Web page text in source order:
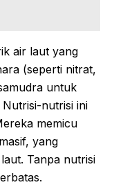
air laut yang
(seperti nitrat,
untuk
nutrisi ini
memicu
yang
Tanpa nutrisi